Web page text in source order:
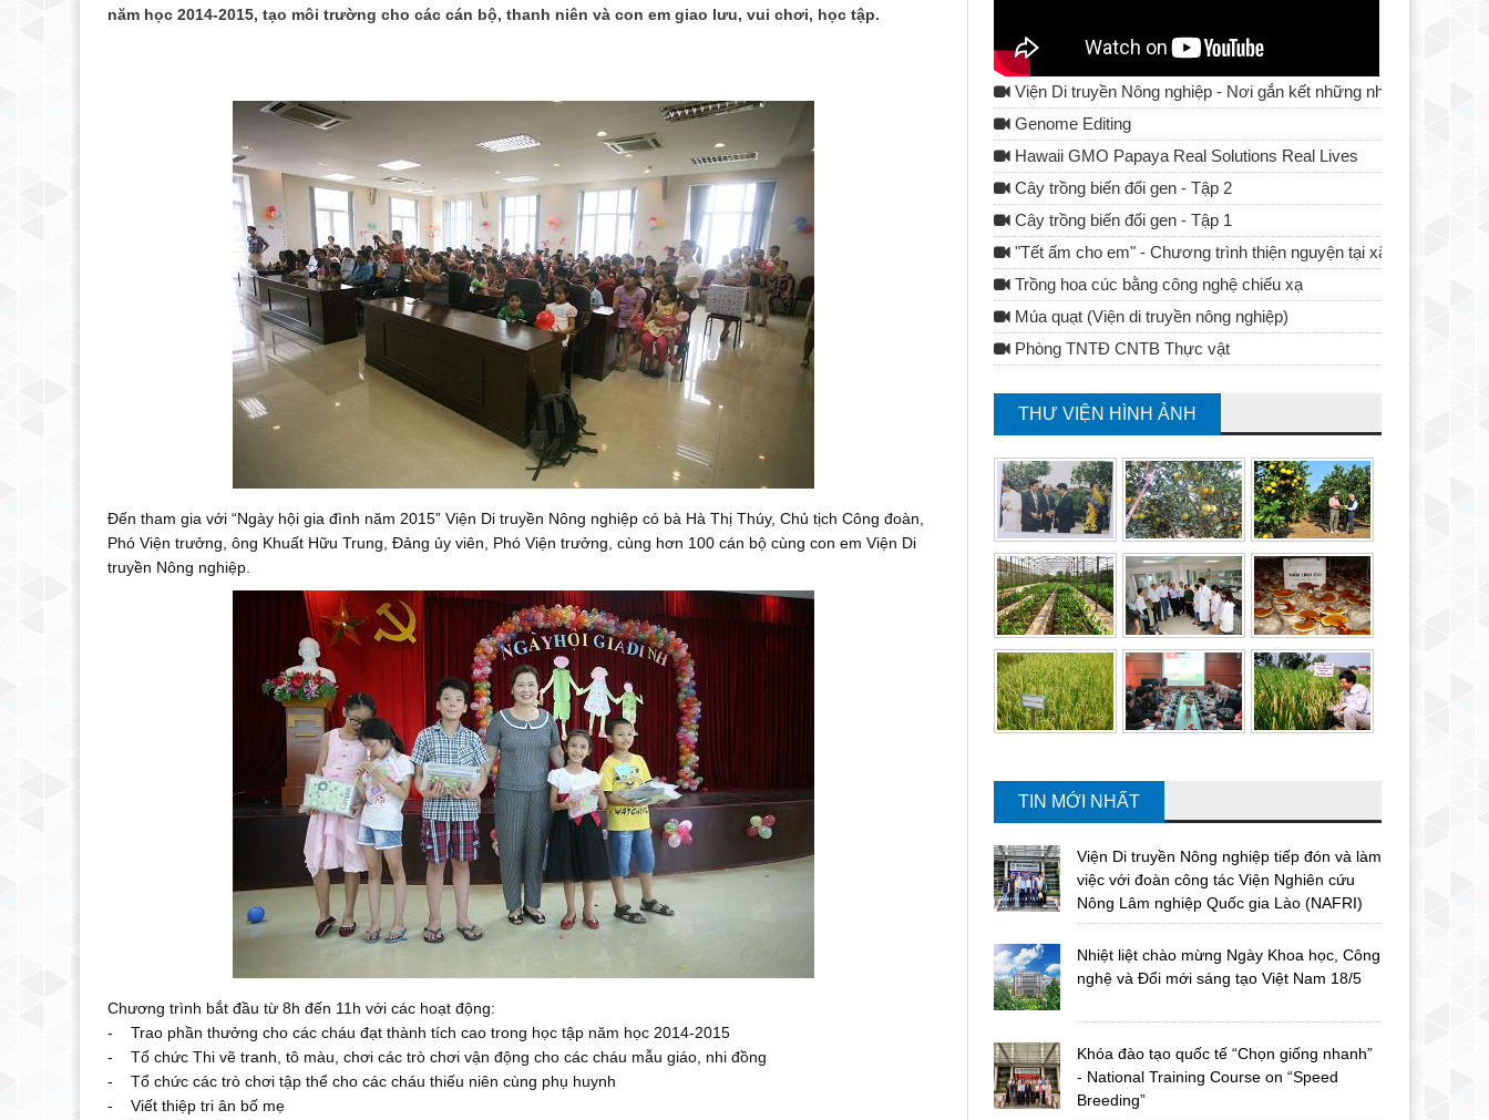
năm học 2014-2015, tạo môi trường cho các cán bộ, thanh niên và con em giao lưu, vui chơi, học tập.
Đến tham gia với “Ngày hội gia đình năm 2015” Viện Di truyền Nông nghiệp có bà Hà Thị Thúy, Chủ tịch Công đoàn,
Phó Viện trưởng, ông Khuất Hữu Trung, Đảng ủy viên, Phó Viện trưởng, cùng hơn 100 cán bộ cùng con em Viện Di
truyền Nông nghiệp.
Chương trình bắt đầu từ 8h đến 11h với các hoạt động:
- Trao phần thưởng cho các cháu đạt thành tích cao trong học tập năm học 2014-2015
- Tổ chức Thi vẽ tranh, tô màu, chơi các trò chơi vận động cho các cháu mẫu giáo, nhi đồng
- Tổ chức các trò chơi tập thể cho các cháu thiếu niên cùng phụ huynh
- Viết thiệp tri ân bố mẹ
Viện Di truyền Nông nghiệp - Nơi gắn kết những nhà khoa học
Genome Editing
Hawaii GMO Papaya Real Solutions Real Lives
Cây trồng biến đổi gen - Tập 2
Cây trồng biến đổi gen - Tập 1
"Tết ấm cho em" - Chương trình thiện nguyện tại xã Tả Lủng -
Trồng hoa cúc bằng công nghệ chiếu xạ
Múa quạt (Viện di truyền nông nghiệp)
Phòng TNTĐ CNTB Thực vật
THƯ VIỆN HÌNH ẢNH
TIN MỚI NHẤT
Viện Di truyền Nông nghiệp tiếp đón và làm
việc với đoàn công tác Viện Nghiên cứu
Nông Lâm nghiệp Quốc gia Lào (NAFRI)
Nhiệt liệt chào mừng Ngày Khoa học, Công
nghệ và Đổi mới sáng tạo Việt Nam 18/5
Khóa đào tạo quốc tế “Chọn giống nhanh”
- National Training Course on “Speed
Breeding”